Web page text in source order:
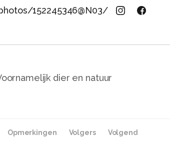
152245346@N03/
dier en natuur
Opmerkingen Volgers Volgend